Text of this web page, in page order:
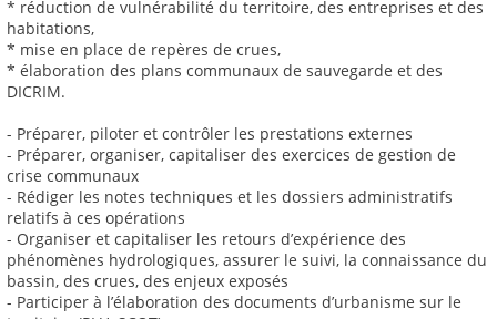
* réduction de vulnérabilité du territoire, des entreprises et des
habitations,
* mise en place de repères de crues,
* élaboration des plans communaux de sauvegarde et des
DICRIM.
- Préparer, piloter et contrôler les prestations externes
- Préparer, organiser, capitaliser des exercices de gestion de
crise communaux
- Rédiger les notes techniques et les dossiers administratifs
relatifs à ces opérations
- Organiser et capitaliser les retours d’expérience des
phénomènes hydrologiques, assurer le suivi, la connaissance du
bassin, des crues, des enjeux exposés
- Participer à l’élaboration des documents d’urbanisme sur le